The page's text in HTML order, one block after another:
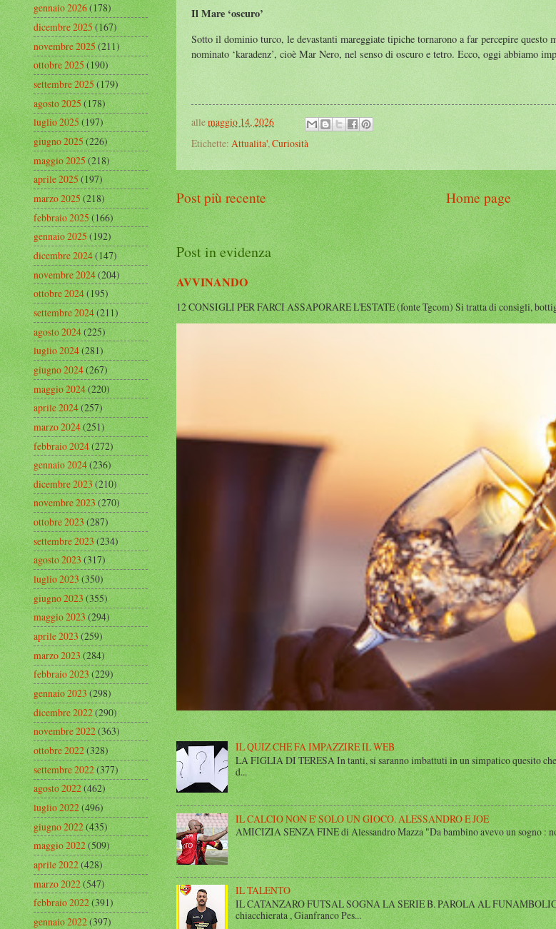
Il Mare ‘oscuro’
Sotto il dominio turco, le devastanti mareggiate tipiche tornarono a far percepire questo
nominato ‘karadenz’, cioè Mar Nero, nel senso di oscuro e tetro. Ecco, oggi abbiamo
allemaggio 14, 2026
Etichette: Attualita', Curiosità
Post più recente Home page
Post in evidenza
AVVINANDO
12 CONSIGLI PER FARCI ASSAPORARE L'ESTATE (fonte Tgcom) Si tratta di consigli,
IL QUIZ CHE FA IMPAZZIRE IL WEB
LA FIGLIA DI TERESA In tanti, si saranno imbattuti in un simpatico quesito
d...
IL CALCIO NON E' SOLO UN GIOCO. ALESSANDRO E JOE
AMICIZIA SENZA FINE di Alessandro Mazza "Da bambino avevo un sogno :
IL TALENTO
IL CATANZARO FUTSAL SOGNA LA SERIE B. PAROLA AL
chiacchierata , Gianfranco Pes...
gennaio 2026(178)
dicembre 2025(167)
novembre 2025(211)
ottobre 2025(190)
settembre 2025(179)
agosto 2025(178)
luglio 2025(197)
giugno 2025(226)
maggio 2025(218)
aprile 2025(197)
marzo 2025(218)
febbraio 2025(166)
gennaio 2025(192)
dicembre 2024(147)
novembre 2024(204)
ottobre 2024(195)
settembre 2024(211)
agosto 2024(225)
luglio 2024(281)
giugno 2024(267)
maggio 2024(220)
aprile 2024(257)
marzo 2024(251)
febbraio 2024(272)
gennaio 2024(236)
dicembre 2023(210)
novembre 2023(270)
ottobre 2023(287)
settembre 2023(234)
agosto 2023(317)
luglio 2023(350)
giugno 2023(355)
maggio 2023(294)
aprile 2023(259)
marzo 2023(284)
febbraio 2023(229)
gennaio 2023(298)
dicembre 2022(290)
novembre 2022(363)
ottobre 2022(328)
settembre 2022(377)
agosto 2022(462)
luglio 2022(496)
giugno 2022(435)
maggio 2022(509)
aprile 2022(428)
marzo 2022(547)
febbraio 2022(391)
gennaio 2022(397)